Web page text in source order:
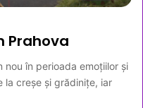
Prahova
nou în perioada emoțiilor și
la creșe și grădinițe, iar